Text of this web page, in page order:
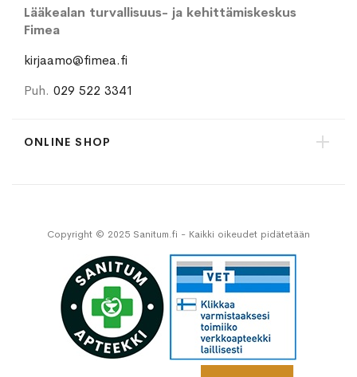
Lääkealan turvallisuus- ja kehittämiskeskus
Fimea
kirjaamo@fimea.fi
Puh. 029 522 3341
ONLINE SHOP
Copyright © 2025 Sanitum.fi - Kaikki oikeudet pidätetään